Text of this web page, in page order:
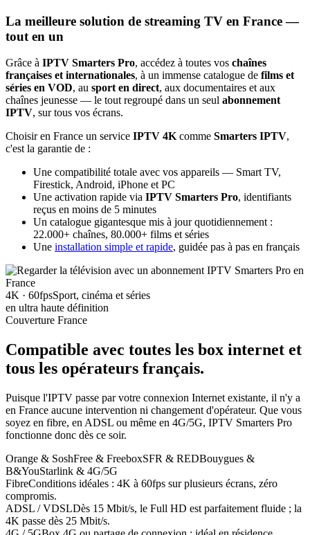
La meilleure solution de streaming TV en France —
tout en un
Grâce à IPTV Smarters Pro, accédez à toutes vos chaînes
françaises et internationales, à un immense catalogue de films et
séries en VOD, au sport en direct, aux documentaires et aux
chaînes jeunesse — le tout regroupé dans un seul abonnement
IPTV, sur tous vos écrans.
Choisir en France un service IPTV 4K comme Smarters IPTV,
c'est la garantie de :
Une compatibilité totale avec vos appareils — Smart TV,
Firestick, Android, iPhone et PC
Une activation rapide via IPTV Smarters Pro, identifiants
reçus en moins de 5 minutes
Un catalogue gigantesque mis à jour quotidiennement :
22.000+ chaînes, 80.000+ films et séries
Une installation simple et rapide, guidée pas à pas en français
4K · 60fpsSport, cinéma et séries
en ultra haute définition
Couverture France
Compatible avec toutes les box internet et
tous les opérateurs français.
Puisque l'IPTV passe par votre connexion Internet existante, il n'y a
en France aucune intervention ni changement d'opérateur. Que vous
soyez en fibre, en ADSL ou même en 4G/5G, IPTV Smarters Pro
fonctionne donc dès ce soir.
Orange & SoshFree & FreeboxSFR & REDBouygues &
B&YouStarlink & 4G/5G
FibreConditions idéales : 4K à 60fps sur plusieurs écrans, zéro
compromis.
ADSL / VDSLDès 15 Mbit/s, le Full HD est parfaitement fluide ; la
4K passe dès 25 Mbit/s.